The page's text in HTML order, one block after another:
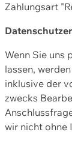
Zahlungsart
Wenn Sie uns
lassen,
inklusive der
zwecks
wir nicht ohne